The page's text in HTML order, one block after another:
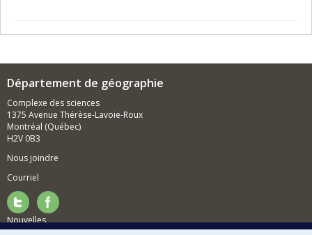
Département de géographie
Complexe des sciences
1375 Avenue Thérèse-Lavoie-Roux
Montréal (Québec)
H2V 0B3
Nous joindre
Courriel
Nouvelles